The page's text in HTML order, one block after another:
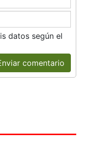
datos según el
comentario